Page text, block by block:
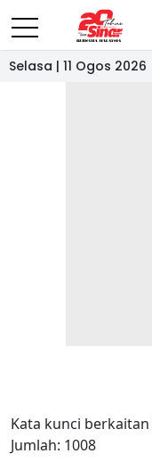
Selasa | 11 Ogos 2026
Kata kunci berkaitan
Jumlah: 1008